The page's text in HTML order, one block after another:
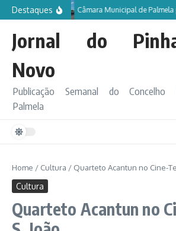
Ir para o conteúdo
Destaques Câmara Municipal de Palmela
Jornal do
Novo
Publicação Semanal do Concelho
Palmela
Home / Cultura / Quarteto Acantun no Cine-
Cultura
Quarteto Acantun no